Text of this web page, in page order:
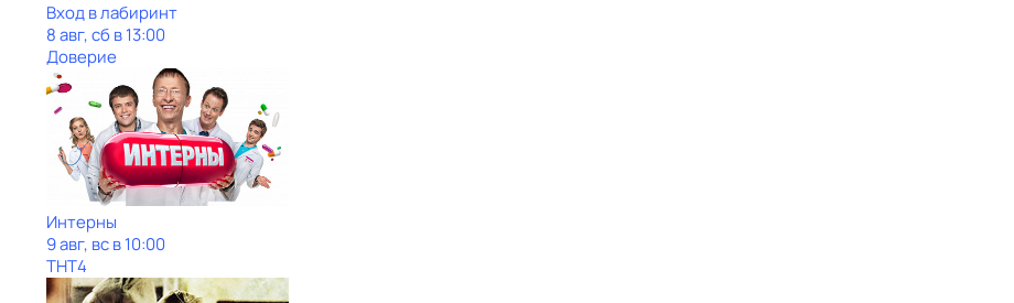
Вход в лабиринт
8 авг, сб в 13:00
Доверие
Интерны
9 авг, вс в 10:00
ТНТ4